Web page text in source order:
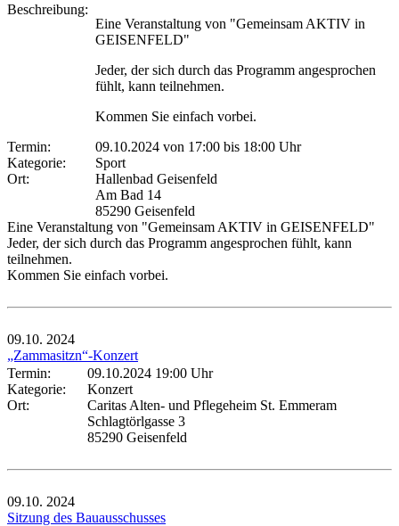
Beschreibung:
Eine Veranstaltung von "Gemeinsam AKTIV in
GEISENFELD"
Jeder, der sich durch das Programm angesprochen
fühlt, kann teilnehmen.
Kommen Sie einfach vorbei.
Termin:
09.10.2024 von 17:00 bis 18:00 Uhr
Kategorie:
Sport
Ort:
Hallenbad Geisenfeld
Am Bad 14
85290 Geisenfeld
Eine Veranstaltung von "Gemeinsam AKTIV in GEISENFELD"
Jeder, der sich durch das Programm angesprochen fühlt, kann
teilnehmen.
Kommen Sie einfach vorbei.
09.10. 2024
„Zammasitzn“-Konzert
Termin:
09.10.2024 19:00 Uhr
Kategorie:
Konzert
Ort:
Caritas Alten- und Pflegeheim St. Emmeram
Schlagtörlgasse 3
85290 Geisenfeld
09.10. 2024
Sitzung des Bauausschusses